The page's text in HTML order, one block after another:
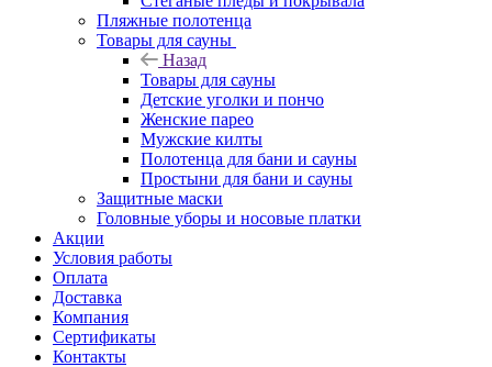
Пляжные полотенца
Товары для сауны
Назад
Товары для сауны
Детские уголки и пончо
Женские парео
Мужские килты
Полотенца для бани и сауны
Простыни для бани и сауны
Защитные маски
Головные уборы и носовые платки
Акции
Условия работы
Оплата
Доставка
Компания
Сертификаты
Контакты